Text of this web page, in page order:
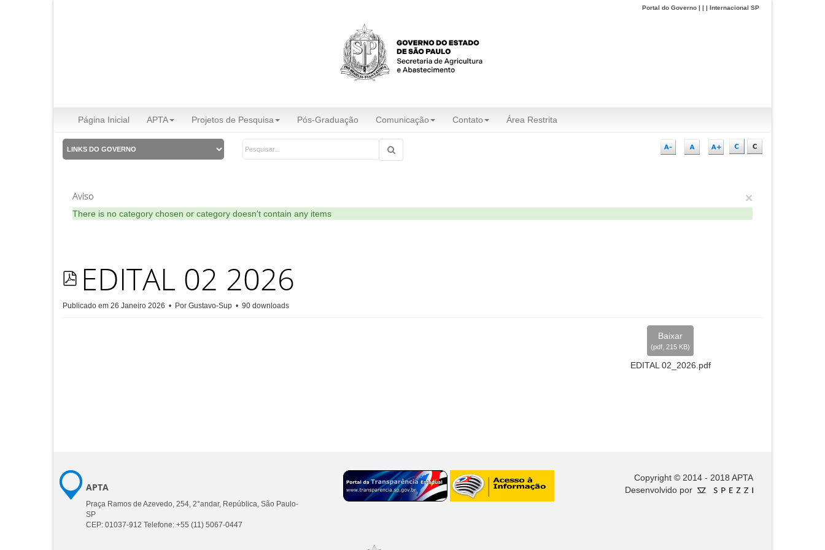
Portal do Governo | | | Internacional SP
Página Inicial APTA Projetos de Pesquisa Pós-Graduação Comunicação Contato Área Restrita
×
Aviso
There is no category chosen or category doesn't contain any items
pdfEDITAL 02 2026
Publicado em 26 Janeiro 2026 Por Gustavo-Sup 90 downloads
Baixar
(pdf, 215 KB)
EDITAL 02_2026.pdf
APTA
Praça Ramos de Azevedo, 254, 2°andar, República, São Paulo-
SP
CEP: 01037-912 Telefone: +55 (11) 5067-0447
Copyright © 2014 - 2018 APTA
Desenvolvido por